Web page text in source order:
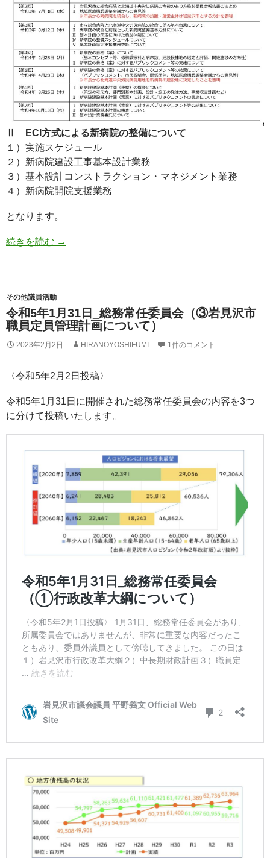
Ⅱ ECI方式による新病院の整備について
１）実施スケジュール
２）新病院建設工事基本設計業務
３）基本設計コンストラクション・マネジメント業務
４）新病院開院支援業務
となります。
続きを読む →
その他議員活動
令和5年1月31日_総務常任委員会（③岩見沢市
職員定員管理計画について）
2023年2月2日 HIRANOYOSHIFUMI 1件のコメント
〈令和5年2月2日投稿〉
令和5年1月31日に開催された総務常任委員会の内容を3つ
に分けて投稿いたします。